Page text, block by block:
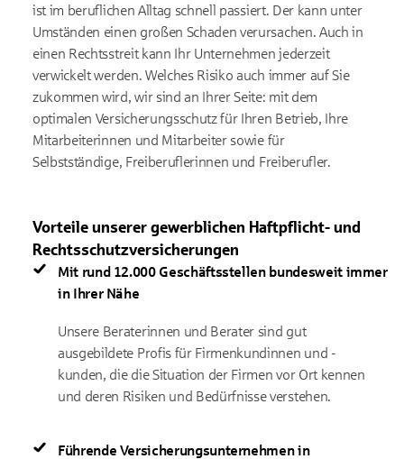
ist im beruflichen Alltag schnell passiert. Der kann unter
Umständen einen großen Schaden verursachen. Auch in
einen Rechtsstreit kann Ihr Unternehmen jederzeit
verwickelt werden. Welches Risiko auch immer auf Sie
zukommen wird, wir sind an Ihrer Seite: mit dem
optimalen Versicherungsschutz für Ihren Betrieb, Ihre
Mitarbeiterinnen und Mitarbeiter sowie für
Selbstständige, Freiberuflerinnen und Freiberufler.
Vorteile unserer gewerblichen Haftpflicht- und
Rechtsschutzversicherungen
Mit rund 12.000 Geschäftsstellen bundesweit immer
in Ihrer Nähe
Unsere Beraterinnen und Berater sind gut
ausgebildete Profis für Firmenkundinnen und -
kunden, die die Situation der Firmen vor Ort kennen
und deren Risiken und Bedürfnisse verstehen.
Führende Versicherungsunternehmen in